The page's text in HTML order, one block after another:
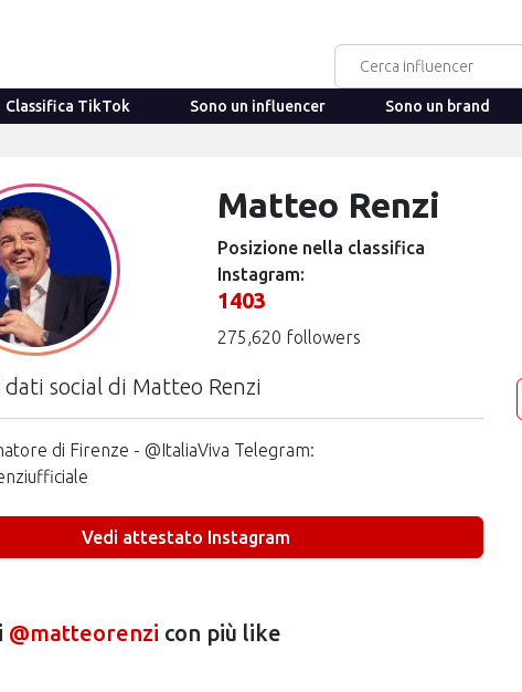
Classifica TikTok Sono un influencer Sono un brand
Matteo Renzi
Posizione nella classifica
Instagram:
1403
275,620 followers
dati social di Matteo Renzi
di Firenze - @ItaliaViva Telegram:
Vedi attestato Instagram
@matteorenzi con più like